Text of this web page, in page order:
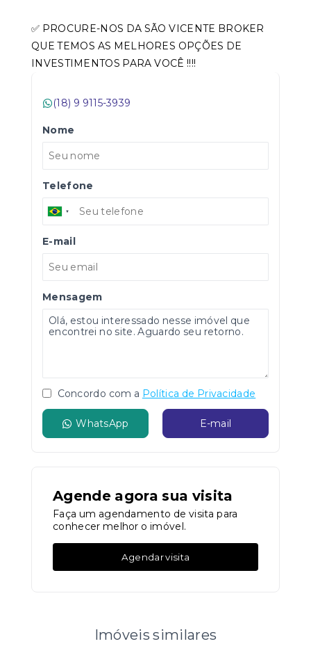
✅ PROCURE-NOS DA SÃO VICENTE BROKER
QUE TEMOS AS MELHORES OPÇÕES DE
INVESTIMENTOS PARA VOCÊ !!!!
(18) 9 9115-3939
Nome
Telefone
E-mail
Mensagem
Concordo com a Política de Privacidade
WhatsApp E-mail
Agende agora sua visita
Faça um agendamento de visita para
conhecer melhor o imóvel.
Agendar visita
Imóveis similares